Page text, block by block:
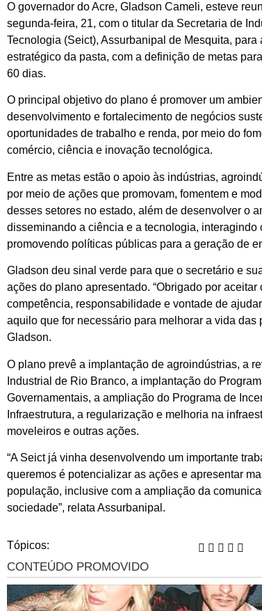
O governador do Acre, Gladson Cameli, esteve
segunda-feira, 21, com o titular da Secretaria de
Tecnologia (Seict), Assurbanipal de Mesquita,
estratégico da pasta, com a definição de metas
60 dias.
O principal objetivo do plano é promover um
desenvolvimento e fortalecimento de negócios
oportunidades de trabalho e renda, por meio do
comércio, ciência e inovação tecnológica.
Entre as metas estão o apoio às indústrias,
por meio de ações que promovam, fomentem e
desses setores no estado, além de desenvolver o
disseminando a ciência e a tecnologia, interagindo
promovendo políticas públicas para a geração de
Gladson deu sinal verde para que o secretário e
ações do plano apresentado. “Obrigado por aceitar
competência, responsabilidade e vontade de
aquilo que for necessário para melhorar a vida das
Gladson.
O plano prevê a implantação de agroindústrias, a
Industrial de Rio Branco, a implantação do
Governamentais, a ampliação do Programa de
Infraestrutura, a regularização e melhoria na
moveleiros e outras ações.
“A Seict já vinha desenvolvendo um importante
queremos é potencializar as ações e apresentar
população, inclusive com a ampliação da
sociedade”, relata Assurbanipal.
Tópicos: